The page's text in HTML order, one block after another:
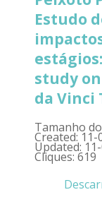
Estudo
study
da Vinci
Tamanho
Created: 11-
Updated:
Cliques: 619